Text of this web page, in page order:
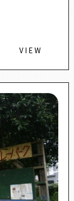
VIEW